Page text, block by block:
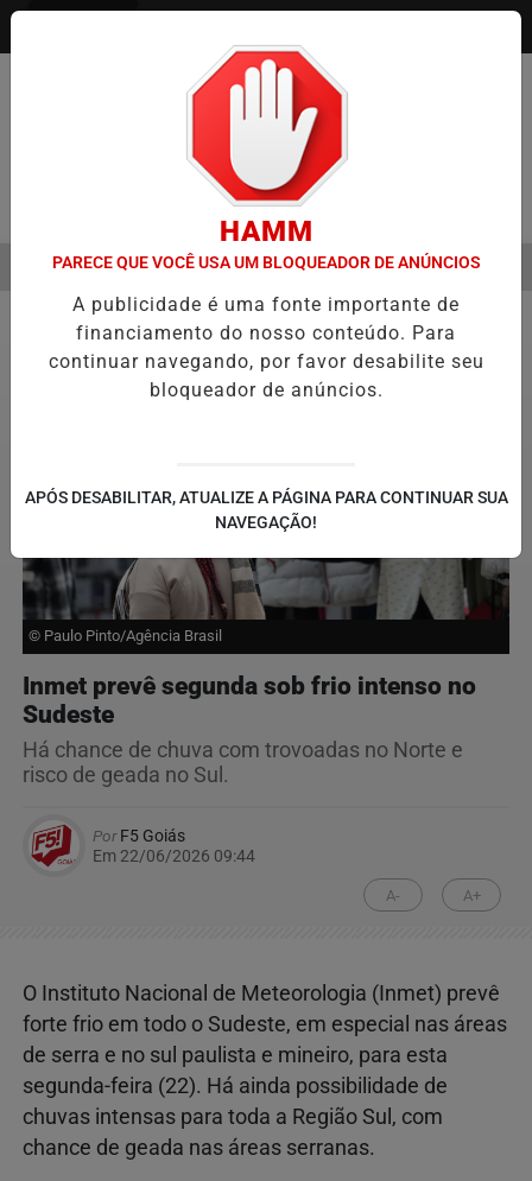
Pesquisar Notícia
É A VIRADA DO VAREJO ÓPTICO EM 2026 WELTON
EM ALTA
MENU
Notícias Corporativas
© Paulo Pinto/Agência Brasil
Inmet prevê segunda sob frio intenso no
Sudeste
Há chance de chuva com trovoadas no Norte e
risco de geada no Sul.
PorF5 Goiás
Em 22/06/2026 09:44
A- A+
O Instituto Nacional de Meteorologia (Inmet) prevê
forte frio em todo o Sudeste, em especial nas áreas
de serra e no sul paulista e mineiro, para esta
segunda-feira (22). Há ainda possibilidade de
chuvas intensas para toda a Região Sul, com
chance de geada nas áreas serranas.
HAMM
PARECE QUE VOCÊ USA UM BLOQUEADOR DE ANÚNCIOS
A publicidade é uma fonte importante de
financiamento do nosso conteúdo. Para
continuar navegando, por favor desabilite seu
bloqueador de anúncios.
APÓS DESABILITAR, ATUALIZE A PÁGINA PARA CONTINUAR SUA
NAVEGAÇÃO!